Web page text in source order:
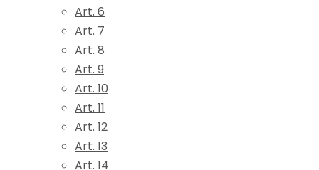
Art. 6
Art. 7
Art. 8
Art. 9
Art. 10
Art. 11
Art. 12
Art. 13
Art. 14